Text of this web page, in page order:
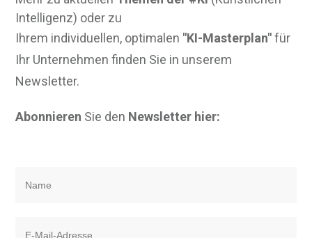
Intelligenz) oder zu
Ihrem individuellen, optimalen "KI-Masterplan"für
Ihr Unternehmen finden Sie in unserem
Newsletter.
Abonnieren Sie den Newsletter hier: